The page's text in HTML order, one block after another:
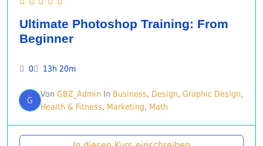
Ultimate Photoshop Training: From
Beginner
0 13h 20m
G
Von GBZ_Admin In Business, Design, Graphic Design,
Health & Fitness, Marketing, Math